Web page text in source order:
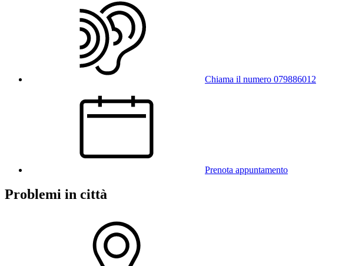
Chiama il numero 079886012
Prenota appuntamento
Problemi in città